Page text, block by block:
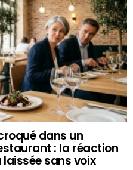
dans un
: la réaction
laissée sans voix